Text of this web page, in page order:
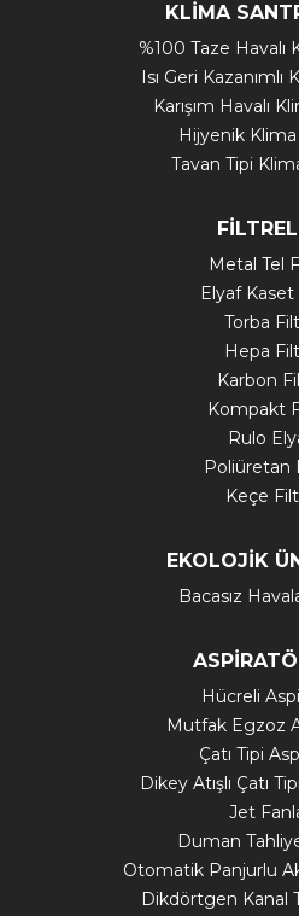
KLİMA
%100 Taze Havalı
Isı Geri Kazanımlı
Karışım Havalı
Hijyenik
Tavan Tipi
Metal Tel
Elyaf Kaset
Torba
Hepa
Karbon
Kompakt
Rulo
Poliüretan
Keçe
EKOLOJİK
Bacasız
Hücreli
Mutfak Egzoz
Çatı Tipi
Dikey Atışlı Çatı
Jet
Duman
Otomatik Panjurlu
Dikdörtgen Kanal